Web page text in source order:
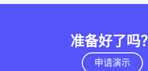
准备好了吗？
申请演示